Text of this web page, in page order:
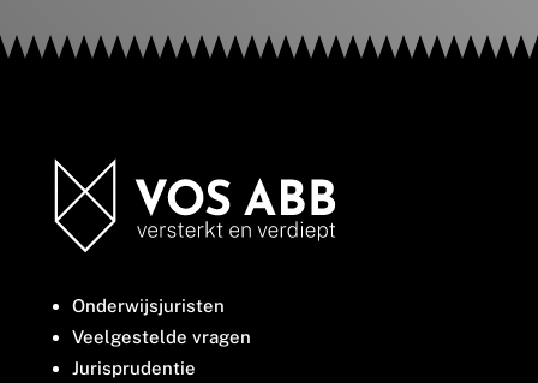
Onderwijsjuristen
Veelgestelde vragen
Jurisprudentie